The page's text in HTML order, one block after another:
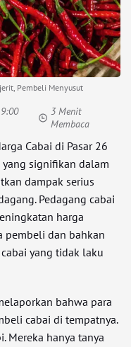
Pembeli Menyusut
3 Menit
Membaca
Cabai di Pasar 26
signifikan dalam
dampak serius
Pedagang cabai
harga
pembeli dan bahkan
yang tidak laku
bahwa para
cabai di tempatnya.
Mereka hanya tanya